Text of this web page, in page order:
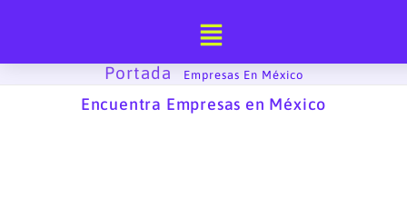
Portada
Empresas En México
Encuentra Empresas en México